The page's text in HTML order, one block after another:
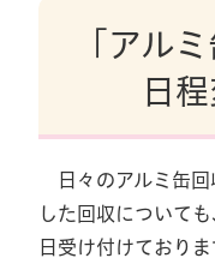
「アル
日程変
日々のアルミ缶回
した回収について
日受け付けており